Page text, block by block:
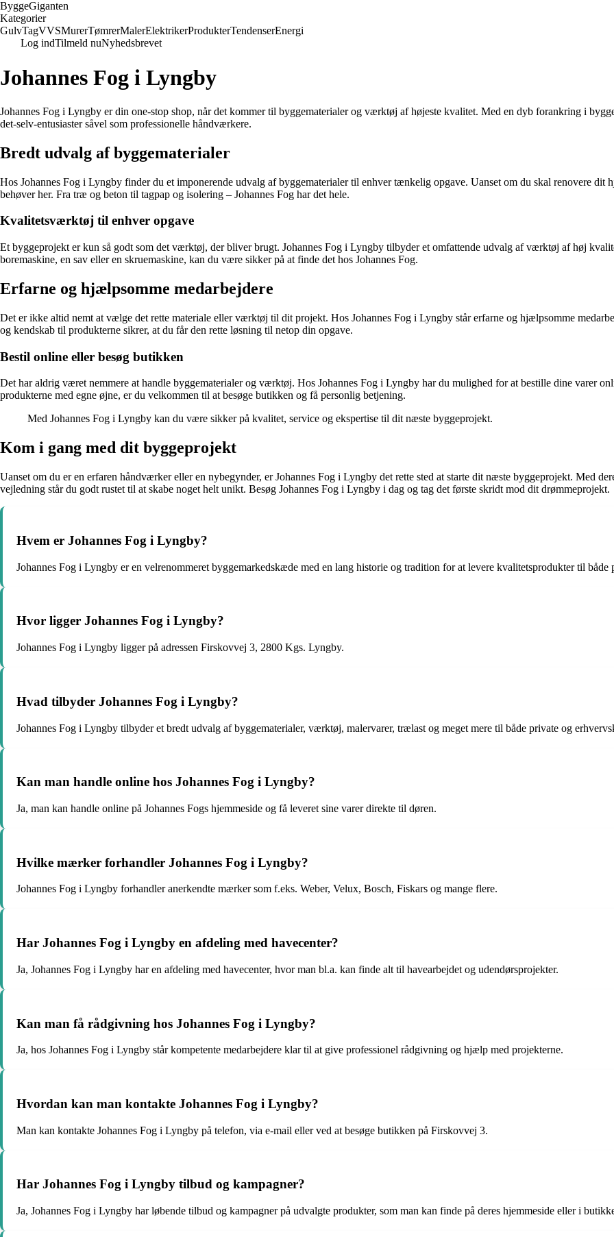
ByggeGiganten
Kategorier
GulvTagVVSMurerTømrerMalerElektrikerProdukterTendenserEnergi
Log indTilmeld nuNyhedsbrevet
Johannes Fog i Lyngby
Johannes Fog i Lyngby er din one-stop shop, når det kommer til byggematerialer og værktøj af højeste kvalitet. Med en dyb forankring i
det-selv-entusiaster såvel som professionelle håndværkere.
Bredt udvalg af byggematerialer
Hos Johannes Fog i Lyngby finder du et imponerende udvalg af byggematerialer til enhver tænkelig opgave. Uanset om du skal renovere
behøver her. Fra træ og beton til tagpap og isolering – Johannes Fog har det hele.
Kvalitetsværktøj til enhver opgave
Et byggeprojekt er kun så godt som det værktøj, der bliver brugt. Johannes Fog i Lyngby tilbyder et omfattende udvalg af værktøj af høj
boremaskine, en sav eller en skruemaskine, kan du være sikker på at finde det hos Johannes Fog.
Erfarne og hjælpsomme medarbejdere
Det er ikke altid nemt at vælge det rette materiale eller værktøj til dit projekt. Hos Johannes Fog i Lyngby står erfarne og hjælpsomme
og kendskab til produkterne sikrer, at du får den rette løsning til netop din opgave.
Bestil online eller besøg butikken
Det har aldrig været nemmere at handle byggematerialer og værktøj. Hos Johannes Fog i Lyngby har du mulighed for at bestille dine varer
produkterne med egne øjne, er du velkommen til at besøge butikken og få personlig betjening.
Med Johannes Fog i Lyngby kan du være sikker på kvalitet, service og ekspertise til dit næste byggeprojekt.
Kom i gang med dit byggeprojekt
Uanset om du er en erfaren håndværker eller en nybegynder, er Johannes Fog i Lyngby det rette sted at starte dit næste byggeprojekt. Med
vejledning står du godt rustet til at skabe noget helt unikt. Besøg Johannes Fog i Lyngby i dag og tag det første skridt mod dit drømmeprojekt.
Hvem er Johannes Fog i Lyngby?
Johannes Fog i Lyngby er en velrenommeret byggemarkedskæde med en lang historie og tradition for at levere kvalitetsprodukter til både
Hvor ligger Johannes Fog i Lyngby?
Johannes Fog i Lyngby ligger på adressen Firskovvej 3, 2800 Kgs. Lyngby.
Hvad tilbyder Johannes Fog i Lyngby?
Johannes Fog i Lyngby tilbyder et bredt udvalg af byggematerialer, værktøj, malervarer, trælast og meget mere til både private og
Kan man handle online hos Johannes Fog i Lyngby?
Ja, man kan handle online på Johannes Fogs hjemmeside og få leveret sine varer direkte til døren.
Hvilke mærker forhandler Johannes Fog i Lyngby?
Johannes Fog i Lyngby forhandler anerkendte mærker som f.eks. Weber, Velux, Bosch, Fiskars og mange flere.
Har Johannes Fog i Lyngby en afdeling med havecenter?
Ja, Johannes Fog i Lyngby har en afdeling med havecenter, hvor man bl.a. kan finde alt til havearbejdet og udendørsprojekter.
Kan man få rådgivning hos Johannes Fog i Lyngby?
Ja, hos Johannes Fog i Lyngby står kompetente medarbejdere klar til at give professionel rådgivning og hjælp med projekterne.
Hvordan kan man kontakte Johannes Fog i Lyngby?
Man kan kontakte Johannes Fog i Lyngby på telefon, via e-mail eller ved at besøge butikken på Firskovvej 3.
Har Johannes Fog i Lyngby tilbud og kampagner?
Ja, Johannes Fog i Lyngby har løbende tilbud og kampagner på udvalgte produkter, som man kan finde på deres hjemmeside eller i